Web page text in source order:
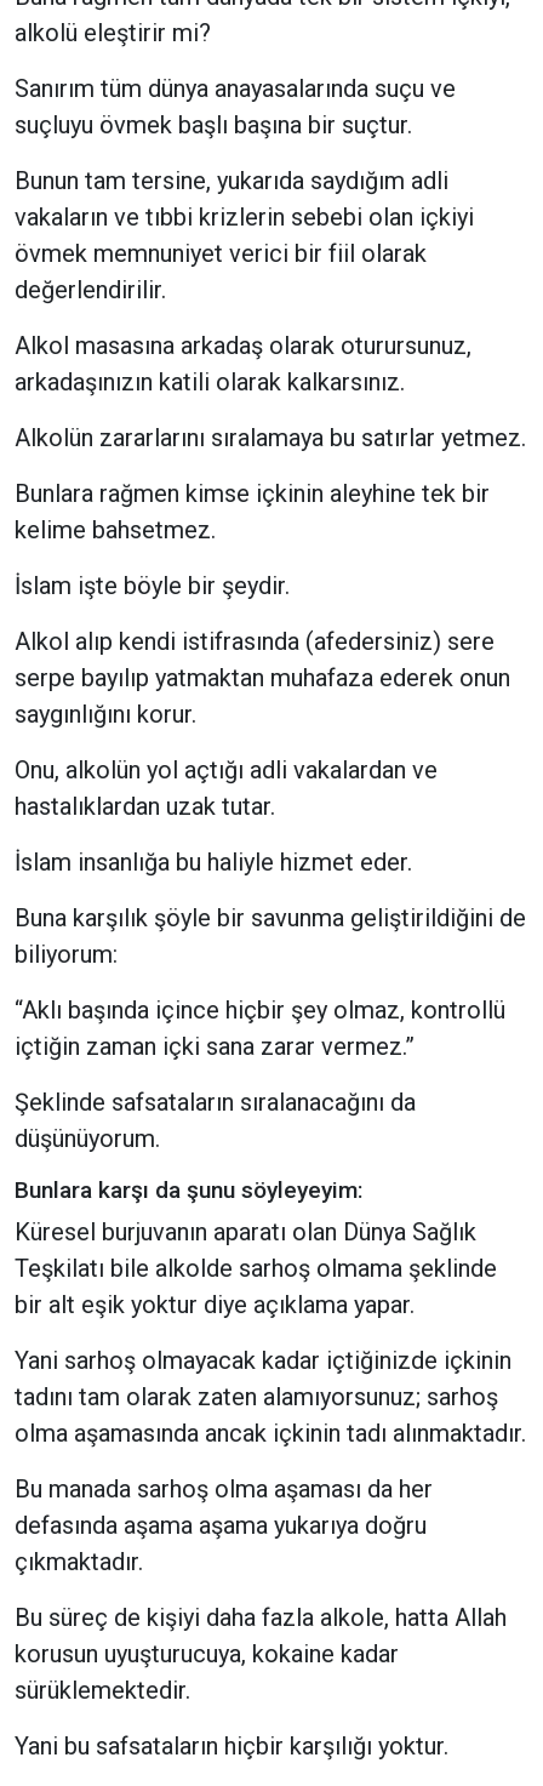
alkolü eleştirir mi?
Sanırım tüm dünya anayasalarında suçu ve
suçluyu övmek başlı başına bir suçtur.
Bunun tam tersine, yukarıda saydığım adli
vakaların ve tıbbi krizlerin sebebi olan içkiyi
övmek memnuniyet verici bir fiil olarak
değerlendirilir.
Alkol masasına arkadaş olarak oturursunuz,
arkadaşınızın katili olarak kalkarsınız.
Alkolün zararlarını sıralamaya bu satırlar yetmez.
Bunlara rağmen kimse içkinin aleyhine tek bir
kelime bahsetmez.
İslam işte böyle bir şeydir.
Alkol alıp kendi istifrasında (afedersiniz) sere
serpe bayılıp yatmaktan muhafaza ederek onun
saygınlığını korur.
Onu, alkolün yol açtığı adli vakalardan ve
hastalıklardan uzak tutar.
İslam insanlığa bu haliyle hizmet eder.
Buna karşılık şöyle bir savunma geliştirildiğini de
biliyorum:
“Aklı başında içince hiçbir şey olmaz, kontrollü
içtiğin zaman içki sana zarar vermez.”
Şeklinde safsataların sıralanacağını da
düşünüyorum.
Bunlara karşı da şunu söyleyeyim:
Küresel burjuvanın aparatı olan Dünya Sağlık
Teşkilatı bile alkolde sarhoş olmama şeklinde
bir alt eşik yoktur diye açıklama yapar.
Yani sarhoş olmayacak kadar içtiğinizde içkinin
tadını tam olarak zaten alamıyorsunuz; sarhoş
olma aşamasında ancak içkinin tadı alınmaktadır.
Bu manada sarhoş olma aşaması da her
defasında aşama aşama yukarıya doğru
çıkmaktadır.
Bu süreç de kişiyi daha fazla alkole, hatta Allah
korusun uyuşturucuya, kokaine kadar
sürüklemektedir.
Yani bu safsataların hiçbir karşılığı yoktur.